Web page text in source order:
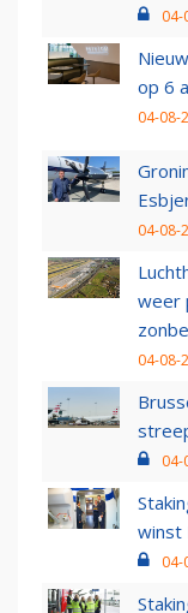
04-
op 6
04-08-
04-08-
weer
04-08-
04-
winst
04-